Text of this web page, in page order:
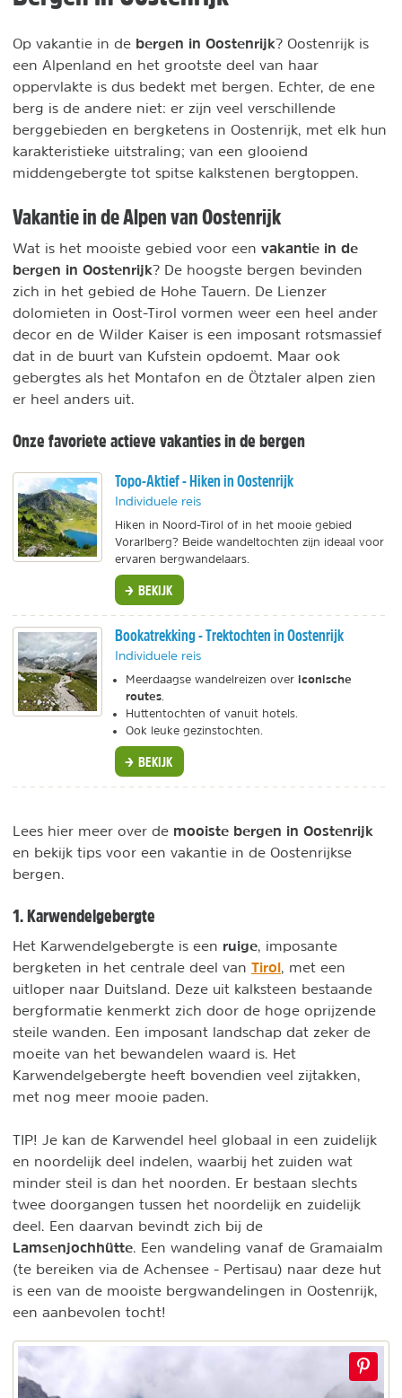
Op vakantie in de bergen in Oostenrijk? Oostenrijk is
een Alpenland en het grootste deel van haar
oppervlakte is dus bedekt met bergen. Echter, de ene
berg is de andere niet: er zijn veel verschillende
berggebieden en bergketens in Oostenrijk, met elk hun
karakteristieke uitstraling; van een glooiend
middengebergte tot spitse kalkstenen bergtoppen.
Vakantie in de Alpen van Oostenrijk
Wat is het mooiste gebied voor een vakantie in de
bergen in Oostenrijk? De hoogste bergen bevinden
zich in het gebied de Hohe Tauern. De Lienzer
dolomieten in Oost-Tirol vormen weer een heel ander
decor en de Wilder Kaiser is een imposant rotsmassief
dat in de buurt van Kufstein opdoemt. Maar ook
gebergtes als het Montafon en de Ötztaler alpen zien
er heel anders uit.
Onze favoriete actieve vakanties in de bergen
Topo-Aktief - Hiken in Oostenrijk
Individuele reis
Hiken in Noord-Tirol of in het mooie gebied
Vorarlberg? Beide wandeltochten zijn ideaal voor
ervaren bergwandelaars.
BEKIJK
Bookatrekking - Trektochten in Oostenrijk
Individuele reis
Meerdaagse wandelreizen over iconische
routes
Huttentochten of vanuit hotels.
Ook leuke gezinstochten.
BEKIJK
Lees hier meer over de mooiste bergen in Oostenrijk
en bekijk tips voor een vakantie in de Oostenrijkse
bergen.
1. Karwendelgebergte
Het Karwendelgebergte is een ruige, imposante
bergketen in het centrale deel van Tirol, met een
uitloper naar Duitsland. Deze uit kalksteen bestaande
bergformatie kenmerkt zich door de hoge oprijzende
steile wanden. Een imposant landschap dat zeker de
moeite van het bewandelen waard is. Het
Karwendelgebergte heeft bovendien veel zijtakken,
met nog meer mooie paden.
TIP! Je kan de Karwendel heel globaal in een zuidelijk
en noordelijk deel indelen, waarbij het zuiden wat
minder steil is dan het noorden. Er bestaan slechts
twee doorgangen tussen het noordelijk en zuidelijk
deel. Een daarvan bevindt zich bij de
Lamsenjochhütte. Een wandeling vanaf de Gramaialm
(te bereiken via de Achensee - Pertisau) naar deze hut
is een van de mooiste bergwandelingen in Oostenrijk,
een aanbevolen tocht!